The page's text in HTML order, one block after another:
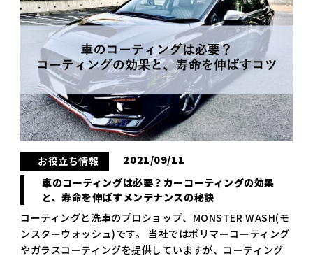
お役立ち情報
2021/09/11
車のコーティングは必要？カーコーティングの効果
と、寿命を伸ばすメンテナンスの秘訣
コーティングと洗車のプロショップ、MONSTER WASH(モ
ンスターウォッシュ)です。 当社ではポリマーコーティング
やガラスコーティングを提供していますが、コーティング